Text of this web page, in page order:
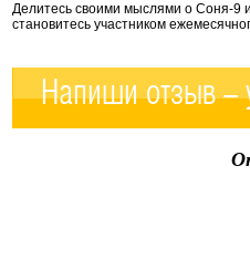
Делитесь своими мыслями о Соня-9
становитесь участником
Напиши отзыв -